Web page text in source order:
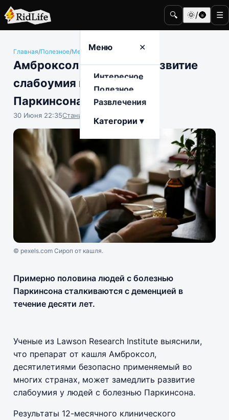
🔍 🌞/🌚 ☰
Меню ✕
Интересное
Полезное
Развлечения
Категории ▾
Главная/Полезное/Медицина и здоровье
Амброксол замедляет развитие
слабоумия при болезни
Паркинсона
30 Июня 22:35Станислав Тимонов
© pexels.com Сироп от кашля.
Примерно половина людей с болезнью
Паркинсона сталкиваются с деменцией в
течение десяти лет.
Ученые из Lawson Research Institute выяснили,
что препарат от кашля Амброксол,
десятилетиями безопасно применяемый во
многих странах, может замедлить развитие
слабоумия у людей с болезнью Паркинсона.
Результаты 12-месячного клинического